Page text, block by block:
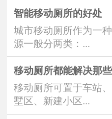
智能移动厕所的好处
城市移动厕所作为一
源一般分两类：...
移动厕所都能解决那
移动厕所可置于车站
墅区、新建小区...